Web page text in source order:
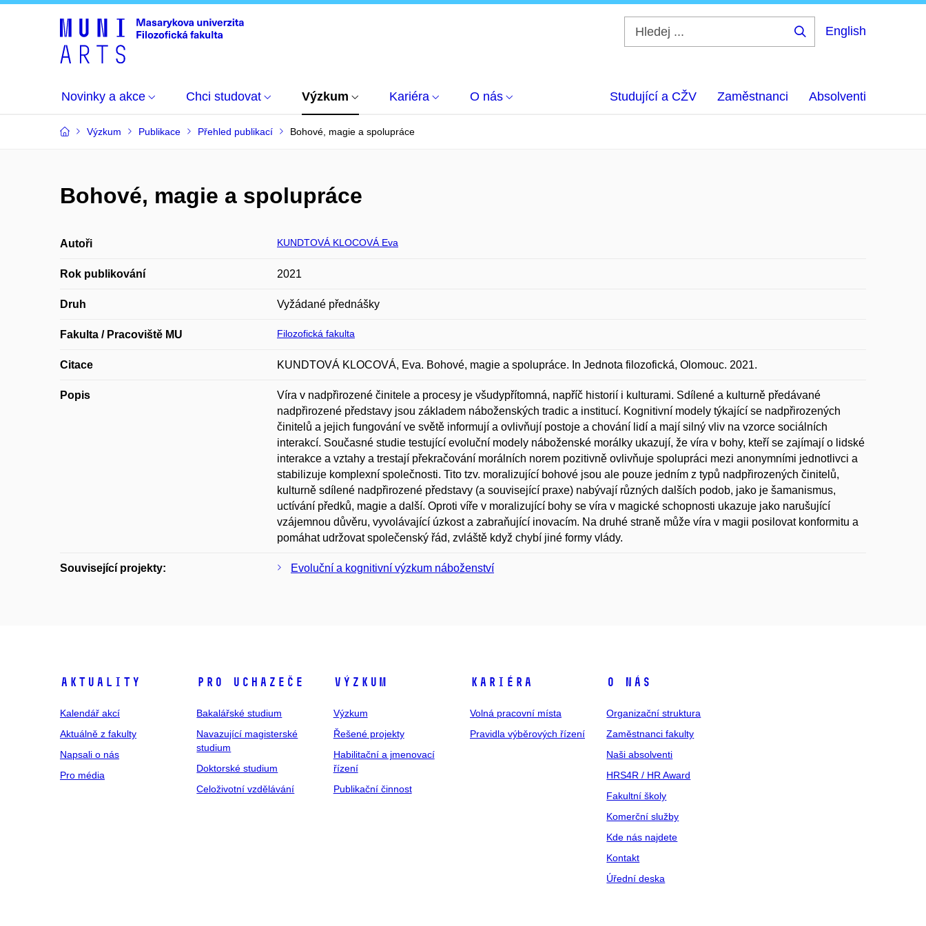
English
Novinky a akce Chci studovat Výzkum Kariéra O nás Studující a CŽV Zaměstnanci Absolventi
Výzkum Publikace Přehled publikací Bohové, magie a spolupráce
Bohové, magie a spolupráce
Autoři KUNDTOVÁ KLOCOVÁ Eva
Rok publikování 2021
Druh Vyžádané přednášky
Fakulta / Pracoviště MU Filozofická fakulta
Citace KUNDTOVÁ KLOCOVÁ, Eva. Bohové, magie a spolupráce. In Jednota filozofická, Olomouc. 2021.
Popis
Víra v nadpřirozené činitele a procesy je všudypřítomná, napříč historií i kulturami. Sdílené a kulturně předávané
nadpřirozené představy jsou základem náboženských tradic a institucí. Kognitivní modely týkající se nadpřirozených
činitelů a jejich fungování ve světě informují a ovlivňují postoje a chování lidí a mají silný vliv na vzorce sociálních
interakcí. Současné studie testující evoluční modely náboženské morálky ukazují, že víra v bohy, kteří se zajímají o lidské
interakce a vztahy a trestají překračování morálních norem pozitivně ovlivňuje spolupráci mezi anonymními jednotlivci a
stabilizuje komplexní společnosti. Tito tzv. moralizující bohové jsou ale pouze jedním z typů nadpřirozených činitelů,
kulturně sdílené nadpřirozené představy (a související praxe) nabývají různých dalších podob, jako je šamanismus,
uctívání předků, magie a další. Oproti víře v moralizující bohy se víra v magické schopnosti ukazuje jako narušující
vzájemnou důvěru, vyvolávající úzkost a zabraňující inovacím. Na druhé straně může víra v magii posilovat konformitu a
pomáhat udržovat společenský řád, zvláště když chybí jiné formy vlády.
Související projekty: Evoluční a kognitivní výzkum náboženství
Aktuality
Kalendář akcí
Aktuálně z fakulty
Napsali o nás
Pro média
Pro uchazeče
Bakalářské studium
Navazující magisterské
studium
Doktorské studium
Celoživotní vzdělávání
Výzkum
Výzkum
Řešené projekty
Habilitační a jmenovací
řízení
Publikační činnost
Kariéra
Volná pracovní místa
Pravidla výběrových řízení
O nás
Organizační struktura
Zaměstnanci fakulty
Naši absolventi
HRS4R / HR Award
Fakultní školy
Komerční služby
Kde nás najdete
Kontakt
Úřední deska